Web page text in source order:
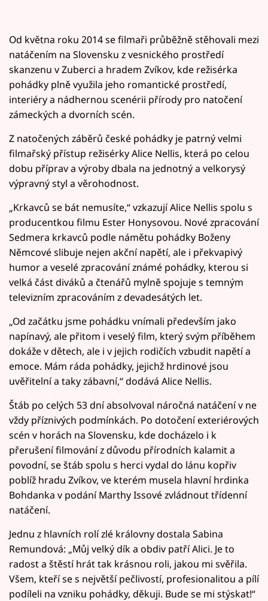
Od května roku 2014 se filmaři průběžně stěhovali mezi
natáčením na Slovensku z vesnického prostředí
skanzenu v Zuberci a hradem Zvíkov, kde režisérka
pohádky plně využila jeho romantické prostředí,
interiéry a nádhernou scenérii přírody pro natočení
zámeckých a dvorních scén.
Z natočených záběrů české pohádky je patrný velmi
filmařský přístup režisérky Alice Nellis, která po celou
dobu příprav a výroby dbala na jednotný a velkorysý
výpravný styl a věrohodnost.
„Krkavců se bát nemusíte,“ vzkazují Alice Nellis spolu s
producentkou filmu Ester Honysovou. Nové zpracování
Sedmera krkavců podle námětu pohádky Boženy
Němcové slibuje nejen akční napětí, ale i překvapivý
humor a veselé zpracování známé pohádky, kterou si
velká část diváků a čtenářů mylně spojuje s temným
televizním zpracováním z devadesátých let.
„Od začátku jsme pohádku vnímali především jako
napínavý, ale přitom i veselý film, který svým příběhem
dokáže v dětech, ale i v jejich rodičích vzbudit napětí a
emoce. Mám ráda pohádky, jejichž hrdinové jsou
uvěřitelní a taky zábavní,“ dodává Alice Nellis.
Štáb po celých 53 dní absolvoval náročná natáčení v ne
vždy příznivých podmínkách. Po dotočení exteriérových
scén v horách na Slovensku, kde docházelo i k
přerušení filmování z důvodu přírodních kalamit a
povodní, se štáb spolu s herci vydal do lánu kopřiv
poblíž hradu Zvíkov, ve kterém musela hlavní hrdinka
Bohdanka v podání Marthy Issové zvládnout třídenní
natáčení.
Jednu z hlavních rolí zlé královny dostala Sabina
Remundová: „Můj velký dík a obdiv patří Alici. Je to
radost a štěstí hrát tak krásnou roli, jakou mi svěřila.
Všem, kteří se s největší pečlivostí, profesionalitou a pílí
podíleli na vzniku pohádky, děkuji. Bude se mi stýskat!“